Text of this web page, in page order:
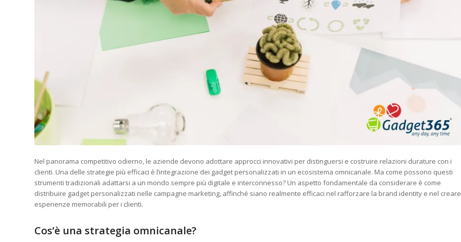
Nel panorama competitivo odierno, le aziende devono adottare approcci innovativi per distinguersi e costruire relazioni durature con i
clienti. Una delle strategie più efficaci è l’integrazione dei gadget personalizzati in un ecosistema omnicanale. Ma come possono questi
strumenti tradizionali adattarsi a un mondo sempre più digitale e interconnesso? Un aspetto fondamentale da considerare è come
distribuire gadget personalizzati nelle campagne marketing, affinché siano realmente efficaci nel rafforzare la brand identity e nel creare
esperienze memorabili per i clienti.
Cos’è una strategia omnicanale?